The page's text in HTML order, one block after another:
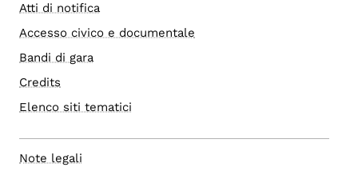
Atti di notifica
Accesso civico e documentale
Bandi di gara
Credits
Elenco siti tematici
Note legali